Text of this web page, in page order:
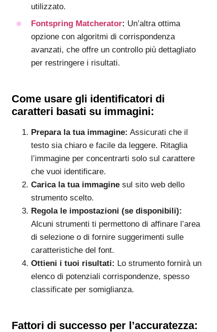
utilizzato.
Fontspring Matcherator: Un’altra ottima
opzione con algoritmi di corrispondenza
avanzati, che offre un controllo più dettagliato
per restringere i risultati.
Come usare gli identificatori di
caratteri basati su immagini:
Prepara la tua immagine: Assicurati che il
testo sia chiaro e facile da leggere. Ritaglia
l’immagine per concentrarti solo sul carattere
che vuoi identificare.
Carica la tua immagine sul sito web dello
strumento scelto.
Regola le impostazioni (se disponibili):
Alcuni strumenti ti permettono di affinare l’area
di selezione o di fornire suggerimenti sulle
caratteristiche del font.
Ottieni i tuoi risultati: Lo strumento fornirà un
elenco di potenziali corrispondenze, spesso
classificate per somiglianza.
Fattori di successo per l’accuratezza: